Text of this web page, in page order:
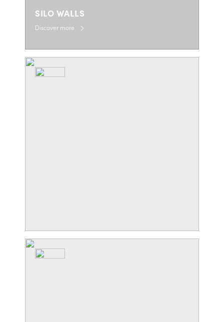
SILO WALLS
Discover more